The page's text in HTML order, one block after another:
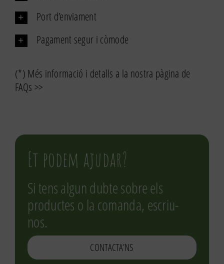
Port d’enviament
Pagament segur i còmode
(*) Més informació i detalls a la nostra pàgina de
FAQs >>
Et podem ajudar?
Si tens algun dubte sobre els
productes o la comanda, escriu-
nos.
CONTACTA’NS